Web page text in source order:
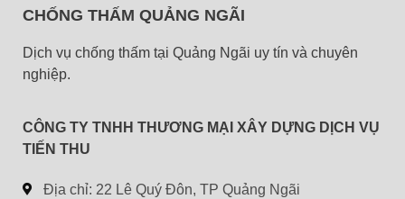
CHỐNG THẤM QUẢNG NGÃI
Dịch vụ chống thấm tại Quảng Ngãi uy tín và chuyên
nghiệp.
CÔNG TY TNHH THƯƠNG MẠI XÂY DỰNG DỊCH VỤ
TIẾN THU
Địa chỉ: 22 Lê Quý Đôn, TP Quảng Ngãi